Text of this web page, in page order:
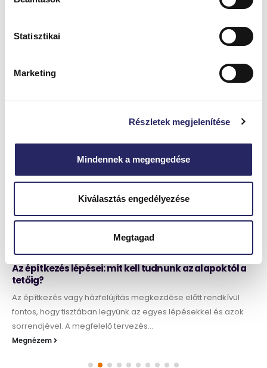
Statisztikai
Marketing
Részletek megjelenítése
Mindennek a megengedése
Kiválasztás engedélyezése
Megtagad
Az építkezés lépései: mit kell tudnunk az alapoktól a
tetőig?
Az építkezés vagy házfelújítás megkezdése előtt rendkívül
fontos, hogy tisztában legyünk az egyes lépésekkel és azok
sorrendjével. A megfelelő tervezés...
Megnézem